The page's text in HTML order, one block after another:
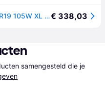
Nokian Hakka Black 3 ( 235/55 R19 105W XL SilentDrive )€ 338,03
samengesteld die je